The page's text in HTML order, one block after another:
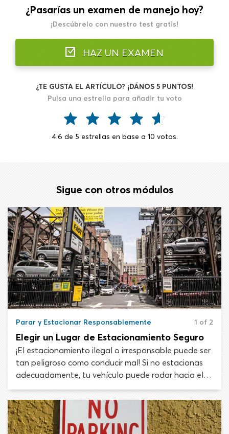
¿Pasarías un examen de manejo hoy?
¡Descúbrelo con nuestro test gratis!
HAZ UN EXAMEN
¿TE GUSTA EL ARTÍCULO? ¡DÁNOS 5 PUNTOS!
Pulsa una estrella para añadir tu voto
4.6 de 5 estrellas en base a 10 votos.
Sigue con otros módulos
Parar y Estacionar Responsablemente 1 of 2
Elegir un Lugar de Estacionamiento Seguro
¡El estacionamiento ilegal o irresponsable puede ser
tan peligroso como conducir mal! Si no estacionas
adecuadamente, tu vehículo puede rodar hacia el
tráfico o representar un peligro para otros
conductores al obstruir partes importantes del
camino.